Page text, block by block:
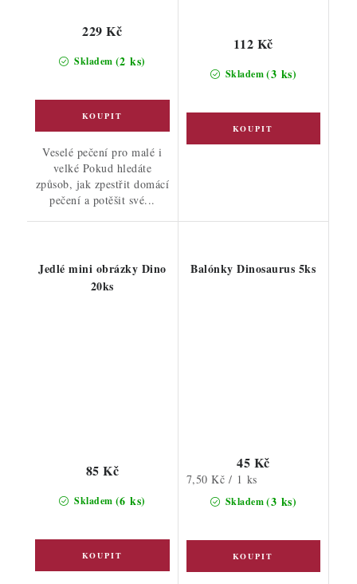
Skladem (2 ks)
229 Kč
Veselé pečení pro malé i
velké Pokud hledáte
způsob, jak zpestřit domácí
pečení a potěšit své...
Skladem(3 ks)
112 Kč
Jedlé mini obrázky Dino
20ks
Skladem (6 ks)
85 Kč
Balónky Dinosaurus 5ks
Skladem(3 ks)
45 Kč
Měrná
7,50 Kč / 1 ks